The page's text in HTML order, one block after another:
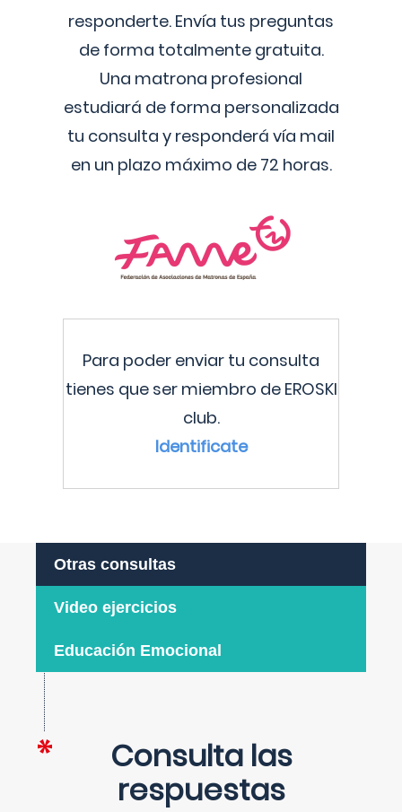
responderte. Envía tus preguntas
de forma totalmente gratuita.
Una matrona profesional
estudiará de forma personalizada
tu consulta y responderá vía mail
en un plazo máximo de 72 horas.
Para poder enviar tu consulta
tienes que ser miembro de EROSKI
club.
Identificate
Otras consultas
Video ejercicios
Educación Emocional
Consulta las
respuestas